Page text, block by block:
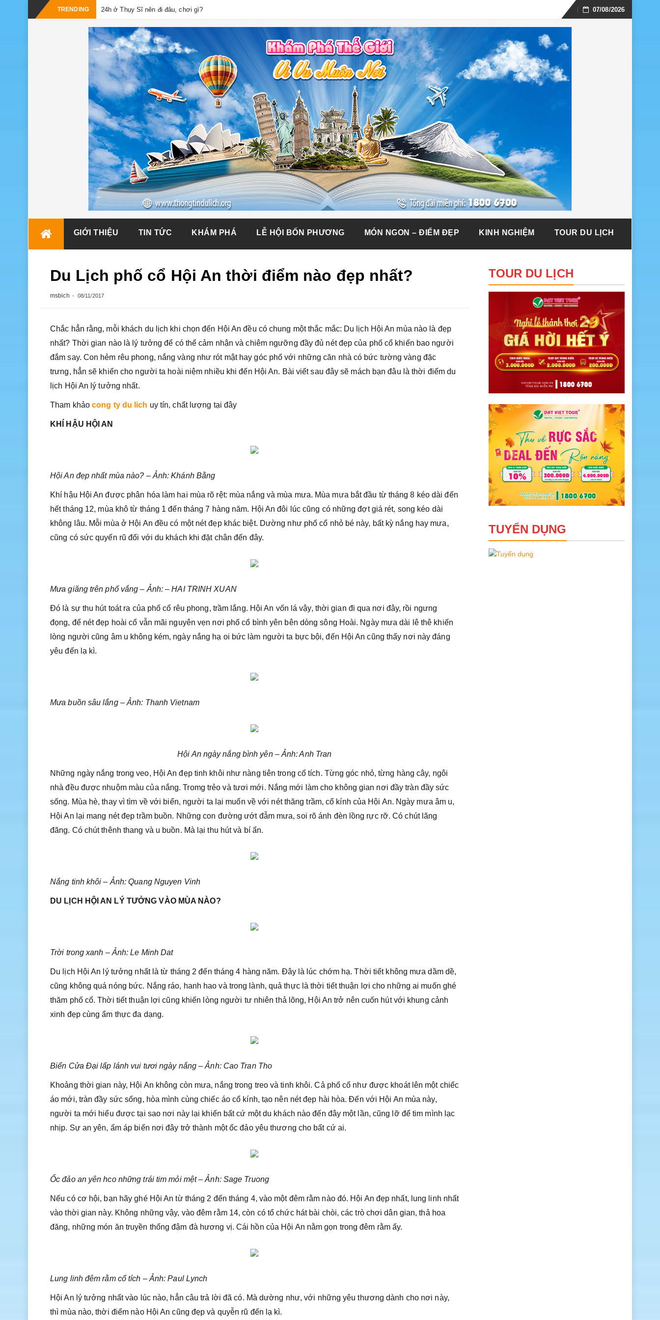
TRENDING
24h ở Thụy Sĩ nên đi đâu, chơi gì?
Skip
07/08/2026
GIỚI THIỆU TIN TỨC KHÁM PHÁ LỄ HỘI BỐN PHƯƠNG MÓN NGON – ĐIỂM ĐẸP KINH NGHIỆM TOUR DU LỊCH
Du Lịch phố cổ Hội An thời điểm nào đẹp nhất?
msbich 08/11/2017
Chắc hẳn rằng, mỗi khách du lịch khi chọn đến Hội An đều có chung một thắc mắc: Du lịch Hội An mùa nào là đẹp
nhất? Thời gian nào là lý tưởng để có thể cảm nhận và chiêm ngưỡng đầy đủ nét đẹp của phố cổ khiến bao người
đắm say. Con hẻm rêu phong, nắng vàng như rót mật hay góc phố với những căn nhà có bức tường vàng đặc
trưng, hẳn sẽ khiến cho người ta hoài niệm nhiều khi đến Hội An. Bài viết sau đây sẽ mách bạn đâu là thời điểm du
lịch Hội An lý tưởng nhất.
Tham khảo cong ty du lich uy tín, chất lượng tại đây
KHÍ HẬU HỘI AN
Hội An đẹp nhất mùa nào? – Ảnh: Khánh Bằng
Khí hậu Hội An được phân hóa làm hai mùa rõ rệt: mùa nắng và mùa mưa. Mùa mưa bắt đầu từ tháng 8 kéo dài đến
hết tháng 12, mùa khô từ tháng 1 đến tháng 7 hàng năm. Hội An đôi lúc cũng có những đợt giá rét, song kéo dài
không lâu. Mỗi mùa ở Hội An đều có một nét đẹp khác biệt. Dường như phố cổ nhỏ bé này, bất kỳ nắng hay mưa,
cũng có sức quyến rũ đối với du khách khi đặt chân đến đây.
Mưa giăng trên phố vắng – Ảnh: – HAI TRINH XUAN
Đó là sự thu hút toát ra của phố cổ rêu phong, trầm lắng. Hội An vốn lá vậy, thời gian đi qua nơi đây, rồi ngưng
đọng, để nét đẹp hoài cổ vẫn mãi nguyên vẹn nơi phố cổ bình yên bên dòng sông Hoài. Ngày mưa dài lê thê khiến
lòng người cũng âm u không kém, ngày nắng hạ oi bức làm người ta bực bội, đến Hội An cũng thấy nơi này đáng
yêu đến lạ kì.
Mưa buồn sâu lắng – Ảnh: Thanh Vietnam
Hội An ngày nắng bình yên – Ảnh: Anh Tran
Những ngày nắng trong veo, Hội An đẹp tinh khôi như nàng tiên trong cổ tích. Từng góc nhỏ, từng hàng cây, ngôi
nhà đều được nhuộm màu của nắng. Tromg trẻo và tươi mới. Nắng mới làm cho không gian nơi đầy tràn đầy sức
sống. Mùa hè, thay vì tìm về với biển, người ta lại muốn về với nét thăng trầm, cổ kính của Hội An. Ngày mưa âm u,
Hội An lại mang nét đẹp trầm buồn. Những con đường ướt đẫm mưa, soi rõ ánh đèn lồng rực rỡ. Có chút lãng
đãng. Có chút thênh thang và u buồn. Mà lại thu hút và bí ẩn.
Nắng tinh khôi – Ảnh: Quang Nguyen Vinh
DU LỊCH HỘI AN LÝ TƯỞNG VÀO MÙA NÀO?
Trời trong xanh – Ảnh: Le Minh Dat
Du lịch Hội An lý tưởng nhất là từ tháng 2 đến tháng 4 hàng năm. Đây là lúc chớm hạ. Thời tiết không mưa dầm dề,
cũng không quá nóng bức. Nắng ráo, hanh hao và trong lành, quả thực là thời tiết thuận lợi cho những ai muốn ghé
thăm phố cổ. Thời tiết thuận lợi cũng khiến lòng người tư nhiên thả lõng, Hội An trở nên cuốn hút với khung cảnh
xinh đẹp cùng ẩm thực đa dạng.
Biển Cửa Đại lấp lánh vui tươi ngày nắng – Ảnh: Cao Tran Tho
Khoảng thời gian này, Hội An không còn mưa, nắng trong treo và tinh khôi. Cả phố cổ như được khoát lên một chiếc
áo mới, tràn đầy sức sống, hòa mình cùng chiếc áo cổ kính, tạo nên nét đẹp hài hòa. Đến với Hội An mùa này,
người ta mới hiểu được tại sao nơi này lại khiến bất cứ một du khách nào đến đây một lần, cũng lỡ để tim mình lạc
nhịp. Sự an yên, ấm áp biến nơi đây trở thành một ốc đảo yêu thương cho bất cứ ai.
Ốc đảo an yên hco những trái tim mỏi mệt – Ảnh: Sage Truong
Nếu có cơ hội, bạn hãy ghé Hội An từ tháng 2 đến tháng 4, vào một đêm rằm nào đó. Hội An đẹp nhất, lung linh nhất
vào thời gian này. Không những vậy, vào đêm rằm 14, còn có tổ chức hát bài chòi, các trò chơi dân gian, thả hoa
đăng, những món ăn truyền thống đậm đà hương vị. Cái hồn của Hội An nằm gọn trong đêm rằm ấy.
Lung linh đêm rằm cổ tích – Ảnh: Paul Lynch
Hội An lý tưởng nhất vào lúc nào, hẳn câu trả lời đã có. Mà dường như, với những yêu thương dành cho nơi này,
thì mùa nào, thời điểm nào Hội An cũng đẹp và quyễn rũ đến lạ kì.
TOUR DU LỊCH
TUYỂN DỤNG